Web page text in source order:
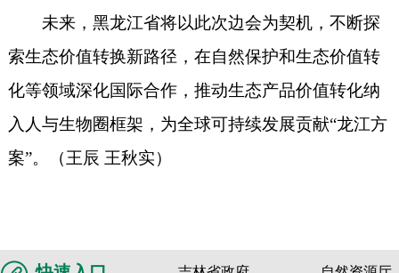
未来，黑龙江省将以此次边会为契机，不断探
索生态价值转换新路径，在自然保护和生态价值转
化等领域深化国际合作，推动生态产品价值转化纳
入人与生物圈框架，为全球可持续发展贡献“龙江方
案”。（王辰 王秋实）